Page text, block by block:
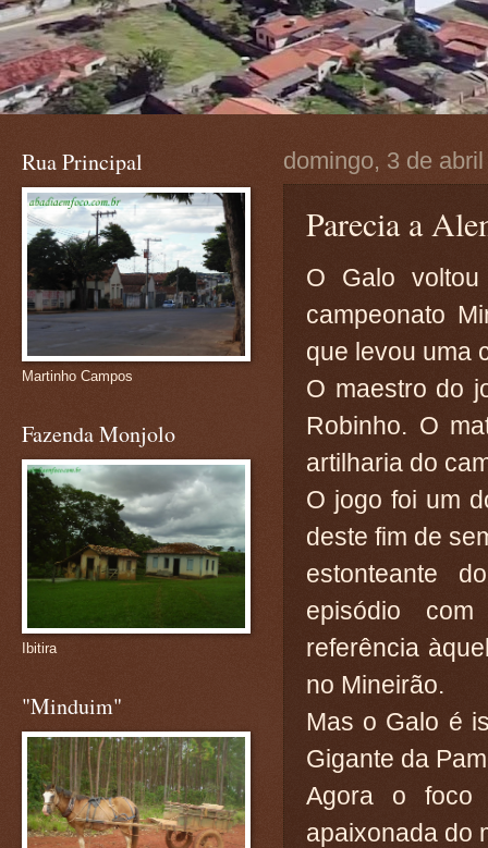
domingo, 3 de
Parecia a
O Galo
campeonato
que levou uma
O maestro do
Robinho. O
artilharia do
O jogo foi um
deste fim de
estonteante
episódio
referência
no Mineirão.
Mas o Galo é
Gigante da
Agora o foco
apaixonada do
Rua Principal
Martinho Campos
Fazenda Monjolo
Ibitira
"Minduim"